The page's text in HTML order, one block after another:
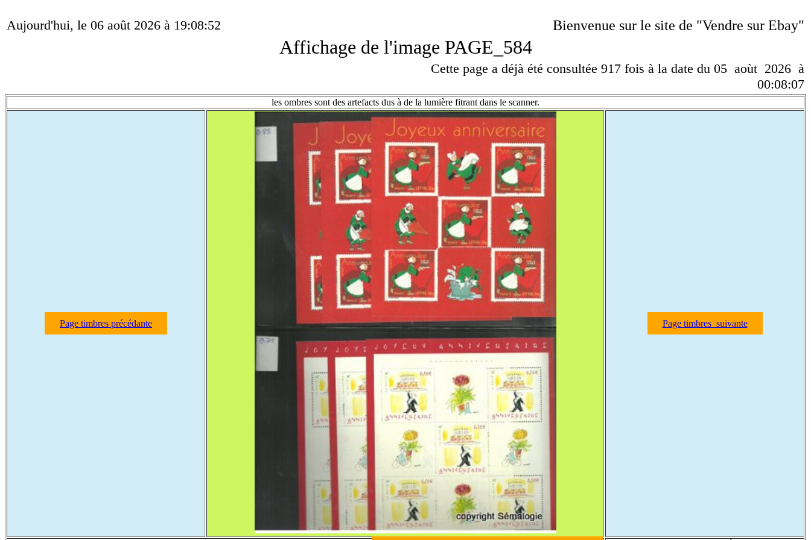
Aujourd'hui, le 06 août 2026 à 19:08:52 Bienvenue sur le site de "Vendre sur Ebay"
Affichage de l'image PAGE_584
Cette page a déjà été consultée 917 fois à la date du 05 aoùt 2026 à
00:08:07
les ombres sont des artefacts dus à de la lumière fitrant dans le scanner.
Page timbres précédante Page timbres suivante